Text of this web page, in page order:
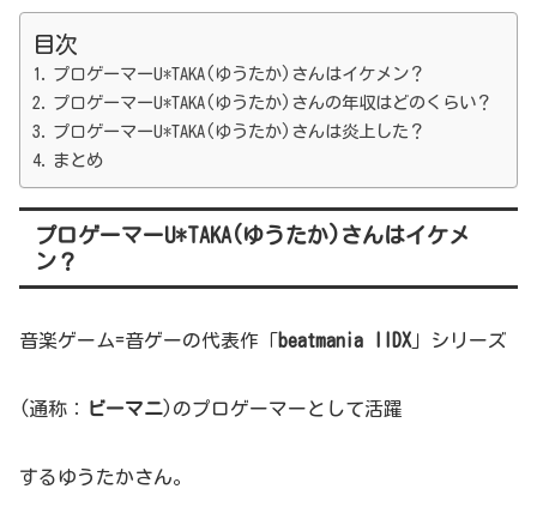
目次
プロゲーマーU*TAKA(ゆうたか)さんはイケメン？
プロゲーマーU*TAKA(ゆうたか)さんの年収はどのくらい？
プロゲーマーU*TAKA(ゆうたか)さんは炎上した？
まとめ
プロゲーマーU*TAKA(ゆうたか)さんはイケメ
ン？
音楽ゲーム=音ゲーの代表作「beatmania IIDX 」シリーズ
(通称： ビーマニ)のプロゲーマーとして活躍
するゆうたかさん。